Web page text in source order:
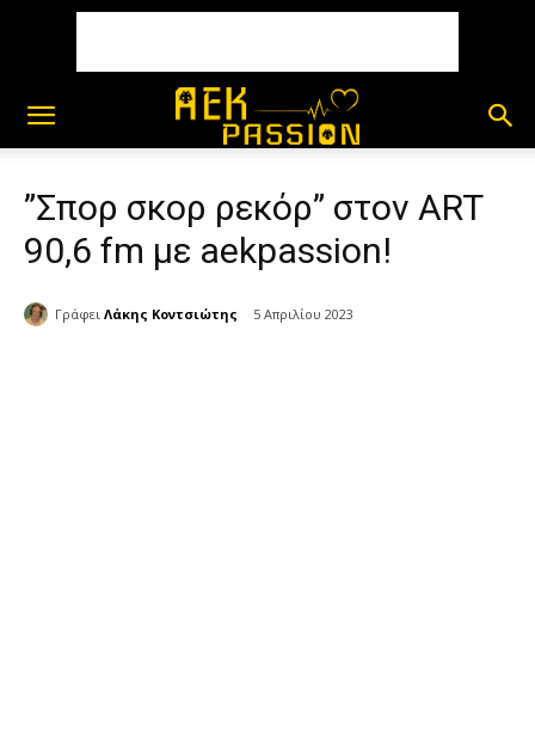
”Σπορ σκορ ρεκόρ” στον ART
90,6 fm με aekpassion!
Γράφει Λάκης Κοντσιώτης 5 Απριλίου 2023